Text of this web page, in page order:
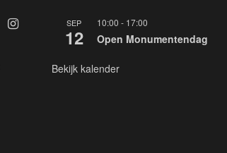
SEP
12
10:00 - 17:00
Open Monumentendag
Bekijk kalender